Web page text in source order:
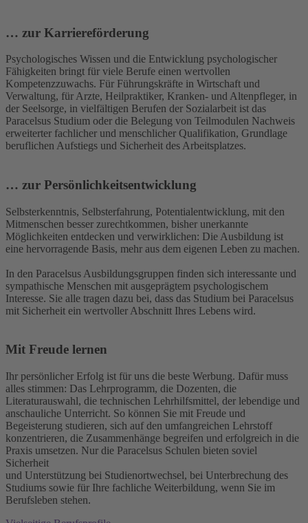
… zur Karriereförderung
Psychologisches Wissen und die Entwicklung psychologischer
Fähigkeiten bringt für viele Berufe einen wertvollen
Kompetenzzuwachs. Für Führungskräfte in Wirtschaft und
Verwaltung, für Arzte, Heilpraktiker, Kranken- und Altenpfleger, in
der Seelsorge, in vielfältigen Berufen der Sozialarbeit ist das
Paracelsus Studium oder die Belegung von Teilmodulen Nachweis
erweiterter fachlicher und menschlicher Qualifikation, Grundlage
beruflichen Aufstiegs und Sicherheit des Arbeitsplatzes.
… zur Persönlichkeitsentwicklung
Selbsterkenntnis, Selbsterfahrung, Potentialentwicklung, mit den
Mitmenschen besser zurechtkommen, bisher unerkannte
Möglichkeiten entdecken und verwirklichen: Die Ausbildung ist
eine hervorragende Basis, mehr aus dem eigenen Leben zu machen.
In den Paracelsus Ausbildungsgruppen finden sich interessante und
sympathische Menschen mit ausgeprägtem psychologischem
Interesse. Sie alle tragen dazu bei, dass das Studium bei Paracelsus
mit Sicherheit ein wertvoller Abschnitt Ihres Lebens wird.
Mit Freude lernen
Ihr persönlicher Erfolg ist für uns die beste Werbung. Dafür muss
alles stimmen: Das Lehrprogramm, die Dozenten, die
Literaturauswahl, die technischen Lehrhilfsmittel, der lebendige und
anschauliche Unterricht. So können Sie mit Freude und
Begeisterung studieren, sich auf den umfangreichen Lehrstoff
konzentrieren, die Zusammenhänge begreifen und erfolgreich in die
Praxis umsetzen. Nur die Paracelsus Schulen bieten soviel
Sicherheit
und Unterstützung bei Studienortwechsel, bei Unterbrechung des
Studiums sowie für Ihre fachliche Weiterbildung, wenn Sie im
Berufsleben stehen.